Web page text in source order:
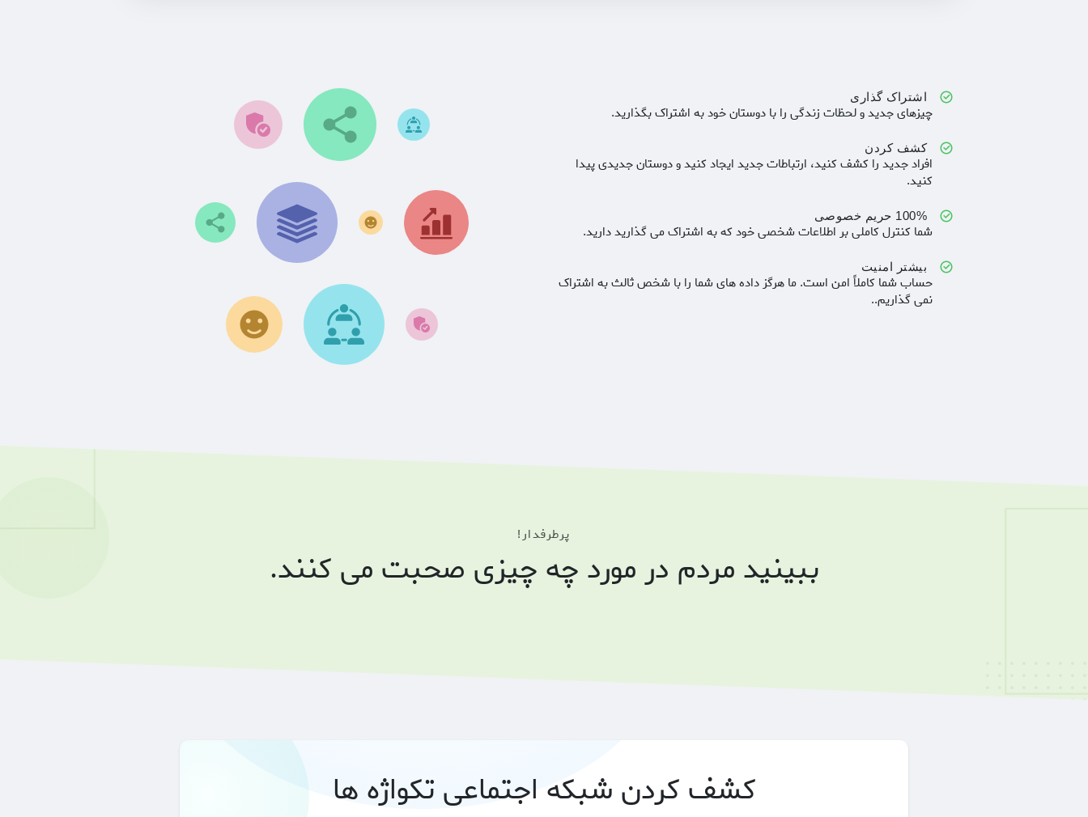
اشتراک گذاری
چیزهای جدید و لحظات زندگی را با دوستان خود به اشتراک بگذارید.
کشف کردن
افراد جدید را کشف کنید، ارتباطات جدید ایجاد کنید و دوستان جدیدی پیدا
کنید.
100% حریم خصوصی
شما کنترل کاملی بر اطلاعات شخصی خود که به اشتراک می گذارید دارید.
بیشتر امنیت
حساب شما کاملاً امن است. ما هرگز داده های شما را با شخص ثالث به اشتراک
نمی گذاریم..
پرطرفدار!
ببینید مردم در مورد چه چیزی صحبت می کنند.
کشف کردن شبکه اجتماعی تکواژه ها